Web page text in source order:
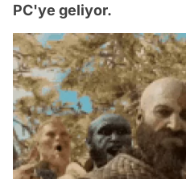
PC'ye geliyor.